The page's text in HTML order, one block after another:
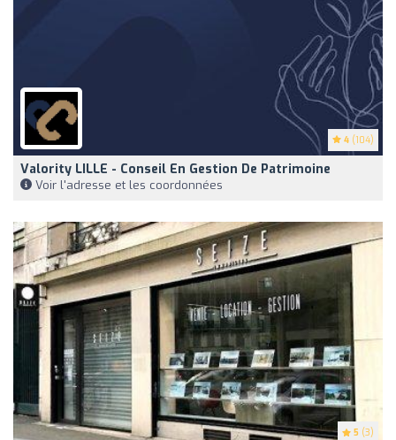
4 (104)
Valority LILLE - Conseil En Gestion De Patrimoine
Voir l'adresse et les coordonnées
5 (3)